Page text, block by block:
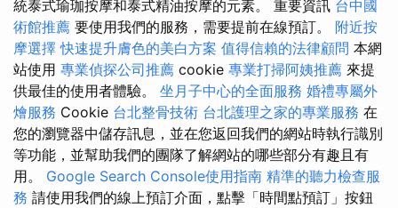
統泰式瑜珈按摩和泰式精油按摩的元素。 重要資訊 台中國
術館推薦 要使用我們的服務，需要提前在線預訂。 附近按
摩選擇快速提升膚色的美白方案 值得信賴的法律顧問 本網
站使用 專業偵探公司推薦 cookie 專業打掃阿姨推薦 來提
供最佳的使用者體驗。 坐月子中心的全面服務 婚禮專屬外
燴服務 Cookie 台北整骨技術 台北護理之家的專業服務 在
您的瀏覽器中儲存訊息，並在您返回我們的網站時執行識別
等功能，並幫助我們的團隊了解網站的哪些部分有趣且有
用。 Google Search Console使用指南 精準的聽力檢查服
務 請使用我們的線上預訂介面，點擊「時間點預訂」按鈕